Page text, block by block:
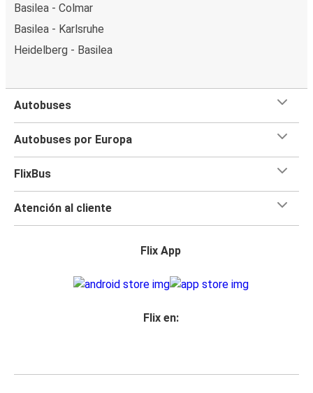
Basilea - Colmar
Basilea - Karlsruhe
Heidelberg - Basilea
Autobuses
Autobuses por Europa
FlixBus
Atención al cliente
Flix App
Flix en: